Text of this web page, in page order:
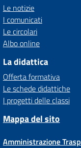
Le notizie
I comunicati
Le circolari
Albo online
La didattica
Offerta formativa
Le schede didattiche
I progetti delle classi
Mappa del sito
Amministrazione